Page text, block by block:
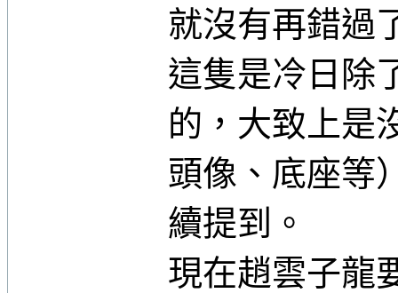
就沒有再錯過
這隻是冷日除
的，大致上是
頭像、底座等
續提到。
現在趙雲子龍